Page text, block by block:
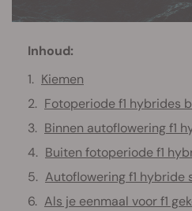
Inhoud:
Kiemen
Fotoperiode f1 hybrides
Binnen autoflowering f1
Buiten fotoperiode f1
Autoflowering f1 hybride
Als je eenmaal voor f1